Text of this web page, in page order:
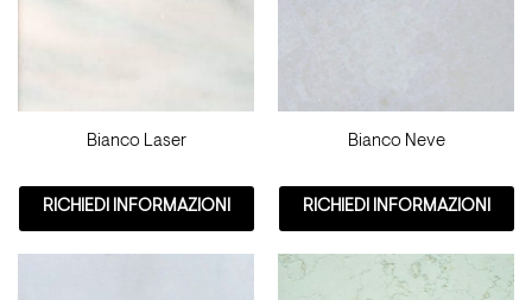
Bianco Laser
RICHIEDI INFORMAZIONI
Bianco Neve
RICHIEDI INFORMAZIONI